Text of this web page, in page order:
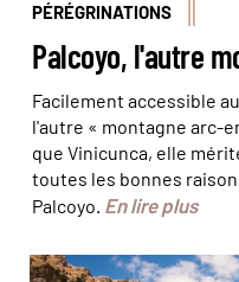
PÉRÉGRINATIONS
Palcoyo, l'autre
Facilement accessible
l'autre « montagne arc-
que Vinicunca, elle
toutes les bonnes
Palcoyo. En lire plus
© Embassy of Peru in the